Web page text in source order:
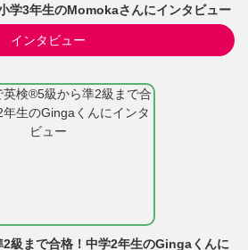
学3年生のMomokaさんにインタビュー
インタビュー
級まで合格！中学2年生のGingaくんに